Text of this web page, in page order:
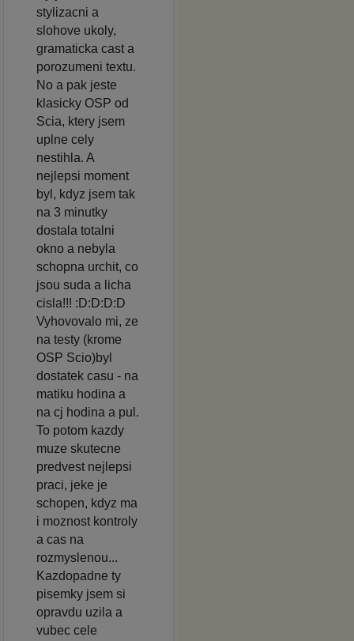
stylizacni a
slohove ukoly,
gramaticka cast a
porozumeni textu.
No a pak jeste
klasicky OSP od
Scia, ktery jsem
uplne cely
nestihla. A
nejlepsi moment
byl, kdyz jsem tak
na 3 minutky
dostala totalni
okno a nebyla
schopna urchit, co
jsou suda a licha
cisla!!! :D:D:D:D
Vyhovovalo mi, ze
na testy (krome
OSP Scio)byl
dostatek casu - na
matiku hodina a
na cj hodina a pul.
To potom kazdy
muze skutecne
predvest nejlepsi
praci, jeke je
schopen, kdyz ma
i moznost kontroly
a cas na
rozmyslenou...
Kazdopadne ty
pisemky jsem si
opravdu uzila a
vubec cele